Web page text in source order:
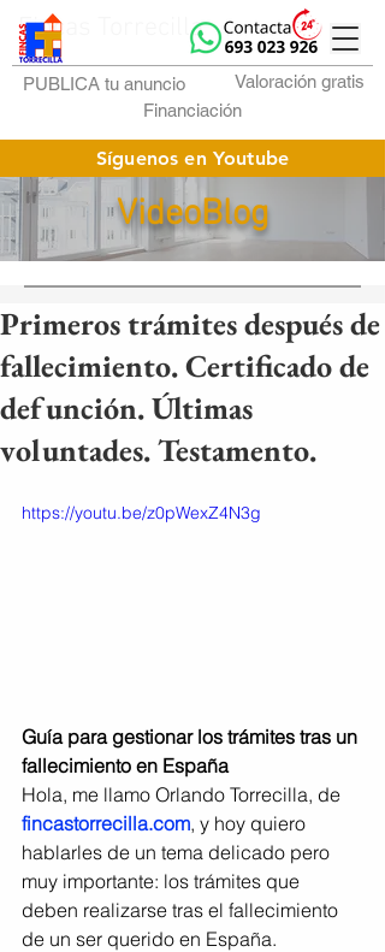
Fincas Torrecilla
PUBLICA tu anuncio
Valoración gratis
Financiación
Síguenos en Youtube
VideoBlog
Primeros trámites después de
fallecimiento. Certificado de
defunción. Últimas
voluntades. Testamento.
https://youtu.be/z0pWexZ4N3g
Guía para gestionar los trámites tras un
fallecimiento en España
Hola, me llamo Orlando Torrecilla, de
fincastorrecilla.com, y hoy quiero
hablarles de un tema delicado pero
muy importante: los trámites que
deben realizarse tras el fallecimiento
de un ser querido en España.